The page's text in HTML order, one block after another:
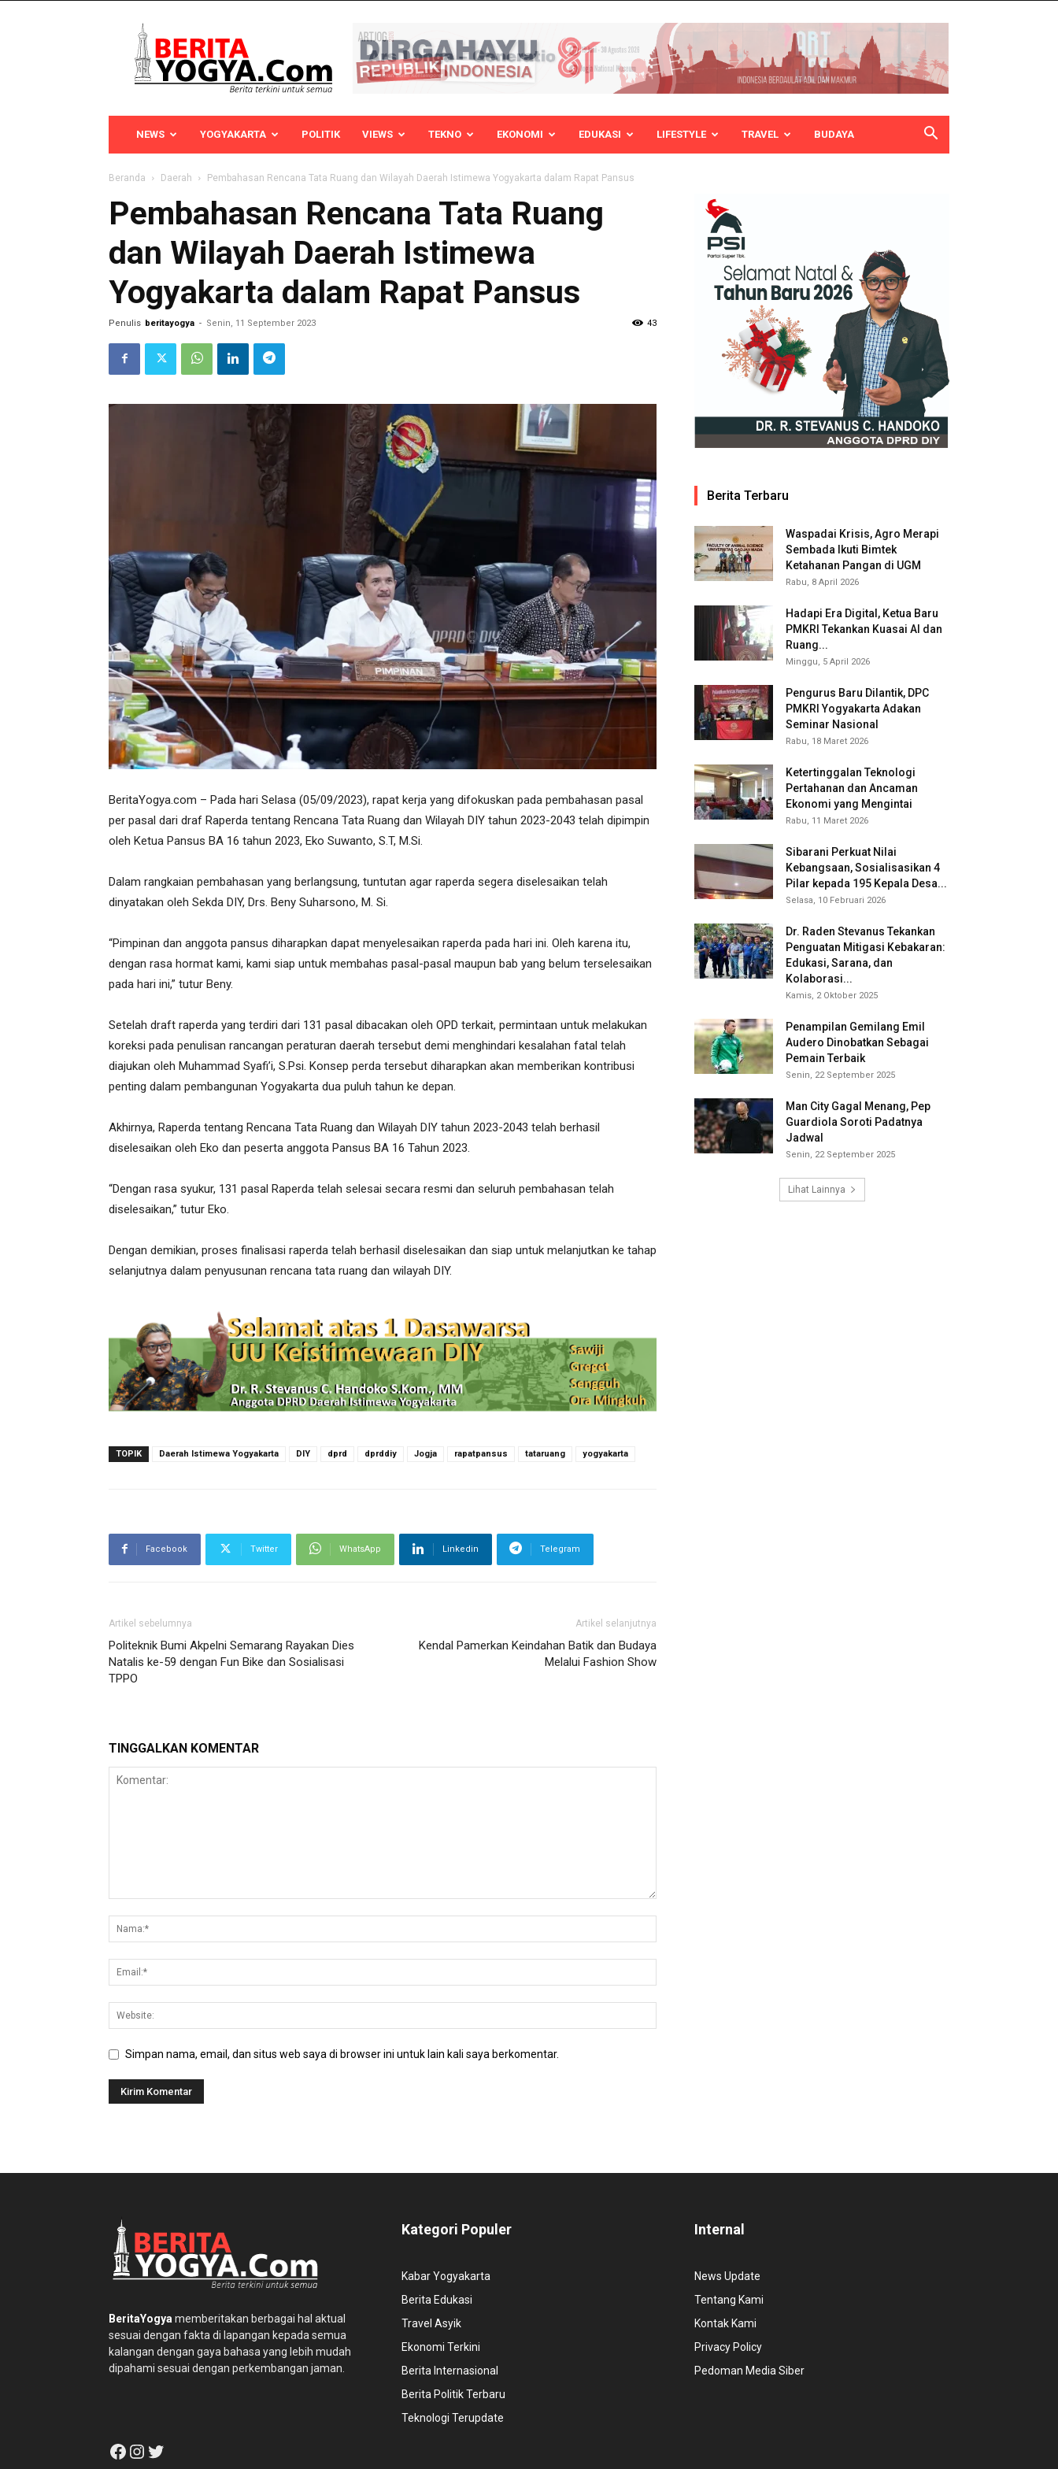
Yogya
NEWS YOGYAKARTA POLITIK VIEWS TEKNO EKONOMI EDUKASI LIFESTYLE TRAVEL BUDAYA
Beranda Daerah Pembahasan Rencana Tata Ruang dan Wilayah Daerah Istimewa Yogyakarta dalam Rapat Pansus
Pembahasan Rencana Tata Ruang
dan Wilayah Daerah Istimewa
Yogyakarta dalam Rapat Pansus
Penulis beritayogya - Senin, 11 September 2023 43
BeritaYogya.com – Pada hari Selasa (05/09/2023), rapat kerja yang difokuskan pada pembahasan pasal
per pasal dari draf Raperda tentang Rencana Tata Ruang dan Wilayah DIY tahun 2023-2043 telah dipimpin
oleh Ketua Pansus BA 16 tahun 2023, Eko Suwanto, S.T, M.Si.
Dalam rangkaian pembahasan yang berlangsung, tuntutan agar raperda segera diselesaikan telah
dinyatakan oleh Sekda DIY, Drs. Beny Suharsono, M. Si.
“Pimpinan dan anggota pansus diharapkan dapat menyelesaikan raperda pada hari ini. Oleh karena itu,
dengan rasa hormat kami, kami siap untuk membahas pasal-pasal maupun bab yang belum terselesaikan
pada hari ini,” tutur Beny.
Setelah draft raperda yang terdiri dari 131 pasal dibacakan oleh OPD terkait, permintaan untuk melakukan
koreksi pada penulisan rancangan peraturan daerah tersebut demi menghindari kesalahan fatal telah
diajukan oleh Muhammad Syafi’i, S.Psi. Konsep perda tersebut diharapkan akan memberikan kontribusi
penting dalam pembangunan Yogyakarta dua puluh tahun ke depan.
Akhirnya, Raperda tentang Rencana Tata Ruang dan Wilayah DIY tahun 2023-2043 telah berhasil
diselesaikan oleh Eko dan peserta anggota Pansus BA 16 Tahun 2023.
“Dengan rasa syukur, 131 pasal Raperda telah selesai secara resmi dan seluruh pembahasan telah
diselesaikan,” tutur Eko.
Dengan demikian, proses finalisasi raperda telah berhasil diselesaikan dan siap untuk melanjutkan ke tahap
selanjutnya dalam penyusunan rencana tata ruang dan wilayah DIY.
TOPIK Daerah Istimewa Yogyakarta DIY dprd dprddiy Jogja rapatpansus tataruang yogyakarta
Facebook Twitter WhatsApp Linkedin Telegram
Artikel sebelumnya
Politeknik Bumi Akpelni Semarang Rayakan Dies
Natalis ke-59 dengan Fun Bike dan Sosialisasi
TPPO
Artikel selanjutnya
Kendal Pamerkan Keindahan Batik dan Budaya
Melalui Fashion Show
TINGGALKAN KOMENTAR
Simpan nama, email, dan situs web saya di browser ini untuk lain kali saya berkomentar.
Berita Terbaru
Waspadai Krisis, Agro Merapi
Sembada Ikuti Bimtek
Ketahanan Pangan di UGM
Rabu, 8 April 2026
Hadapi Era Digital, Ketua Baru
PMKRI Tekankan Kuasai AI dan
Ruang...
Minggu, 5 April 2026
Pengurus Baru Dilantik, DPC
PMKRI Yogyakarta Adakan
Seminar Nasional
Rabu, 18 Maret 2026
Ketertinggalan Teknologi
Pertahanan dan Ancaman
Ekonomi yang Mengintai
Rabu, 11 Maret 2026
Sibarani Perkuat Nilai
Kebangsaan, Sosialisasikan 4
Pilar kepada 195 Kepala Desa...
Selasa, 10 Februari 2026
Dr. Raden Stevanus Tekankan
Penguatan Mitigasi Kebakaran:
Edukasi, Sarana, dan
Kolaborasi...
Kamis, 2 Oktober 2025
Penampilan Gemilang Emil
Audero Dinobatkan Sebagai
Pemain Terbaik
Senin, 22 September 2025
Man City Gagal Menang, Pep
Guardiola Soroti Padatnya
Jadwal
Senin, 22 September 2025
Lihat Lainnya
BeritaYogya memberitakan berbagai hal aktual
sesuai dengan fakta di lapangan kepada semua
kalangan dengan gaya bahasa yang lebih mudah
dipahami sesuai dengan perkembangan jaman.
Facebook
Instagram
Twitter
Kategori Populer
Kabar Yogyakarta
Berita Edukasi
Travel Asyik
Ekonomi Terkini
Berita Internasional
Berita Politik Terbaru
Teknologi Terupdate
Internal
News Update
Tentang Kami
Kontak Kami
Privacy Policy
Pedoman Media Siber